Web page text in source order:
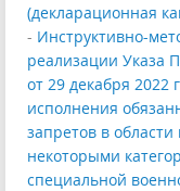
(декларационная
- Инструктивно-
реализации Указа
от 29 декабря 2022
исполнения
запретов в
некоторыми
специальной